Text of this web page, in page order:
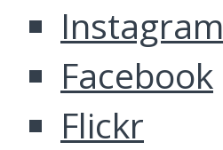
Instagram
Facebook
Flickr